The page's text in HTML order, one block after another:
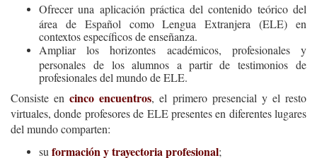
Ofrecer una aplicación práctica del contenido teórico del
área de Español como Lengua Extranjera (ELE) en
contextos específicos de enseñanza.
Ampliar los horizontes académicos, profesionales y
personales de los alumnos a partir de testimonios de
profesionales del mundo de ELE.
Consiste encinco encuentros, el primero presencial y el resto
virtuales, donde profesores de ELE presentes en diferentes lugares
del mundo comparten:
su formación y trayectoria profesional;